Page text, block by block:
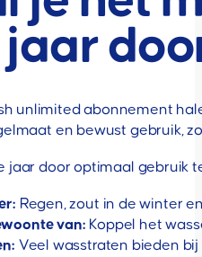
unlimited abonnement
en bewust gebruik,
jaar door optimaal gebruik
Regen, zout in de winter
van: Koppel het
Veel wasstraten bieden